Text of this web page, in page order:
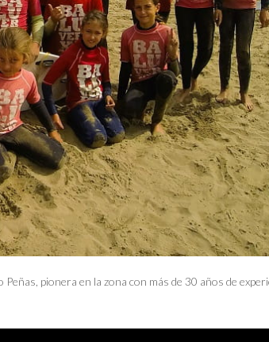
pionera en la zona con más de 30 años de